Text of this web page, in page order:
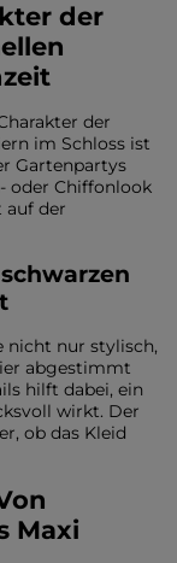
der
der
im Schloss ist
Gartenpartys
oder Chiffonlook
auf der
nicht nur stylisch,
abgestimmt
hilft dabei, ein
wirkt. Der
ob das Kleid
Maxi